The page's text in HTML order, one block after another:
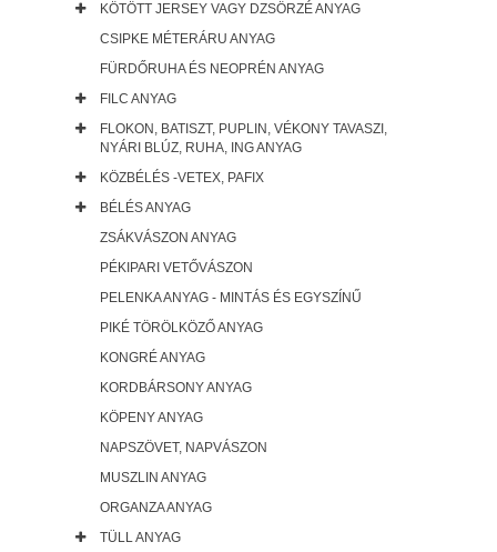
KÖTÖTT JERSEY VAGY DZSÖRZÉ ANYAG
CSIPKE MÉTERÁRU ANYAG
FÜRDŐRUHA ÉS NEOPRÉN ANYAG
FILC ANYAG
FLOKON, BATISZT, PUPLIN, VÉKONY TAVASZI,
NYÁRI BLÚZ, RUHA, ING ANYAG
KÖZBÉLÉS -VETEX, PAFIX
BÉLÉS ANYAG
ZSÁKVÁSZON ANYAG
PÉKIPARI VETŐVÁSZON
PELENKA ANYAG - MINTÁS ÉS EGYSZÍNŰ
PIKÉ TÖRÖLKÖZŐ ANYAG
KONGRÉ ANYAG
KORDBÁRSONY ANYAG
KÖPENY ANYAG
NAPSZÖVET, NAPVÁSZON
MUSZLIN ANYAG
ORGANZA ANYAG
TÜLL ANYAG